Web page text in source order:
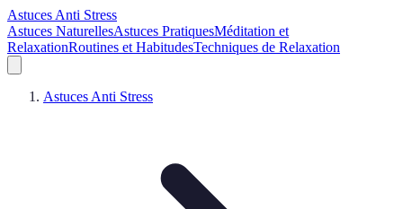
Astuces Anti Stress
Astuces NaturellesAstuces PratiquesMéditation et
RelaxationRoutines et HabitudesTechniques de Relaxation
Astuces Anti Stress